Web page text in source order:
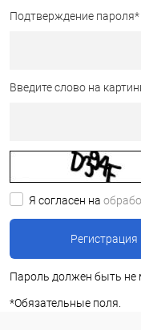
Подтверждение пароля*
Введите слово на
Я согласен на
Пароль должен быть не
*Обязательные поля.